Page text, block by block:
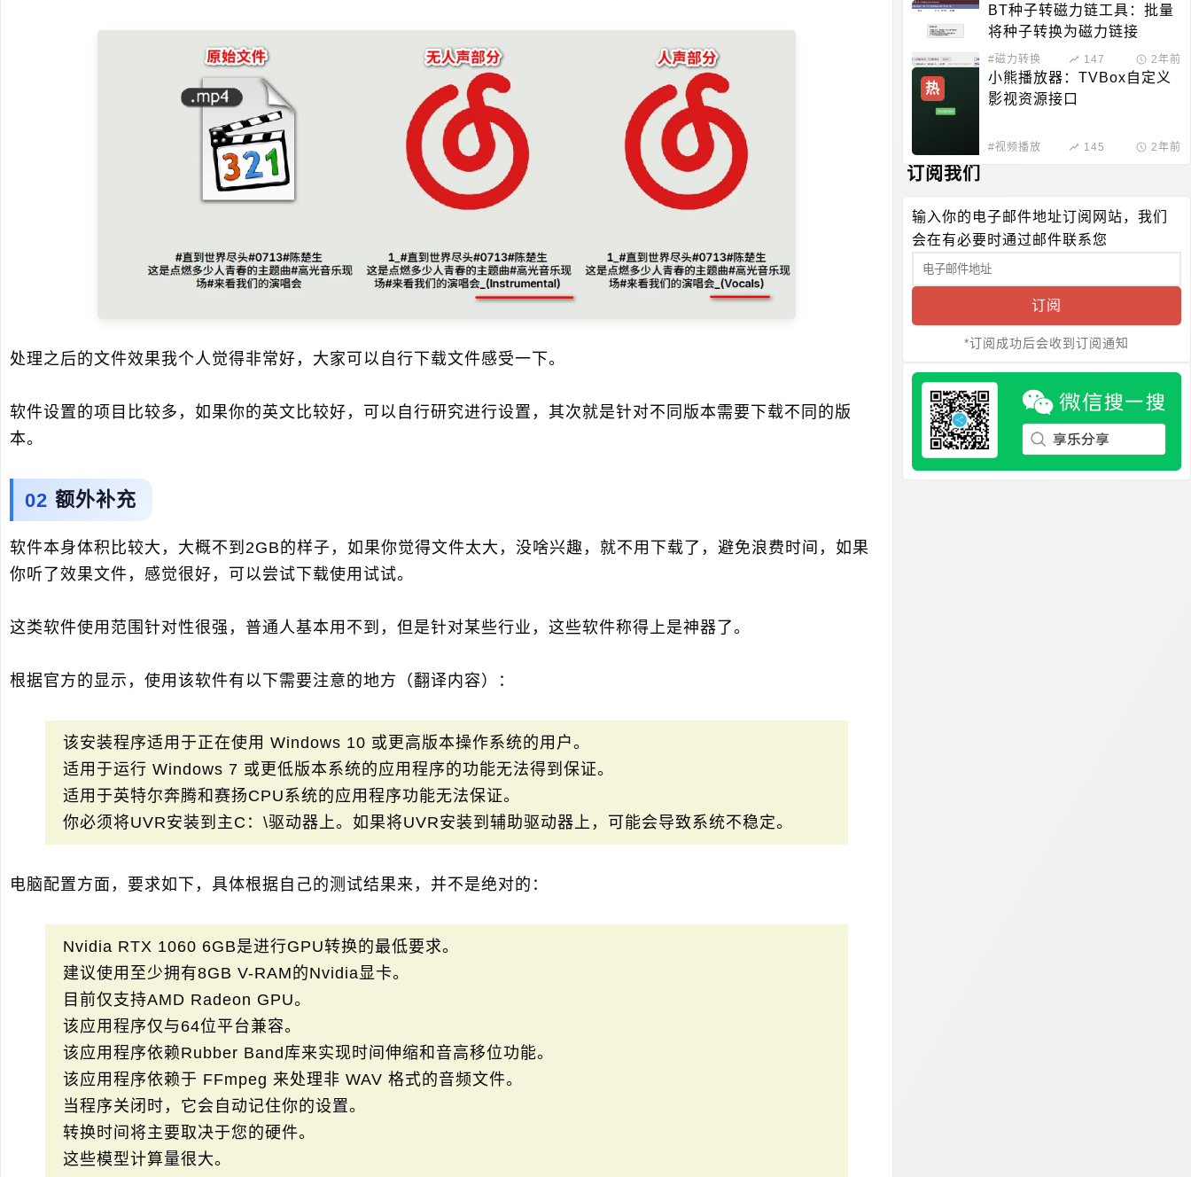
处理之后的文件效果我个人觉得非常好，大家可以自行下载文件感受一下。
软件设置的项目比较多，如果你的英文比较好，可以自行研究进行设置，其次就是针对不同版本需要下载不同的版
本。
额外补充
软件本身体积比较大，大概不到2GB的样子，如果你觉得文件太大，没啥兴趣，就不用下载了，避免浪费时间，如果
你听了效果文件，感觉很好，可以尝试下载使用试试。
这类软件使用范围针对性很强，普通人基本用不到，但是针对某些行业，这些软件称得上是神器了。
根据官方的显示，使用该软件有以下需要注意的地方（翻译内容）：
该安装程序适用于正在使用 Windows 10 或更高版本操作系统的用户。
适用于运行 Windows 7 或更低版本系统的应用程序的功能无法得到保证。
适用于英特尔奔腾和赛扬CPU系统的应用程序功能无法保证。
你必须将UVR安装到主C：\驱动器上。如果将UVR安装到辅助驱动器上，可能会导致系统不稳定。
电脑配置方面，要求如下，具体根据自己的测试结果来，并不是绝对的：
Nvidia RTX 1060 6GB是进行GPU转换的最低要求。
建议使用至少拥有8GB V-RAM的Nvidia显卡。
目前仅支持AMD Radeon GPU。
该应用程序仅与64位平台兼容。
该应用程序依赖Rubber Band库来实现时间伸缩和音高移位功能。
该应用程序依赖于 FFmpeg 来处理非 WAV 格式的音频文件。
当程序关闭时，它会自动记住你的设置。
转换时间将主要取决于您的硬件。
这些模型计算量很大。
BT种子转磁力链工具：批量
将种子转换为磁力链接
#磁力转换 147 2年前
热
小熊播放器：TVBox自定义
影视资源接口
#视频播放 145 2年前
订阅我们
输入你的电子邮件地址订阅网站，我们
会在有必要时通过邮件联系您
订阅
*订阅成功后会收到订阅通知